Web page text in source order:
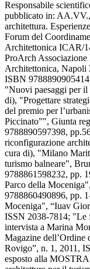
Responsabile
pubblicato in:
architettura.
Forum del
Architettonica ICAR/
ProArch
Architettonica, Napoli
ISBN
"Nuovi paesaggi per
di), "Progettare
del premio per
Piccinato”", Giunta
9788890597398,
riconfigurazione
cura di), "Milano
turismo balneare",
9788861598232, pp.
Parco della
9788860490896, pp.
Moceniga", “Iuav
ISSN 2038-7814; "Le
intervista a Marina
Magazine dell’Ordine
Rovigo”, n. 1, 2011,
esposto alla